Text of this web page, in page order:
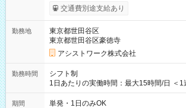
間】試用期間なし
交通費別途支給あり
勤務地
東京都世田谷区
東京都世田谷区豪徳寺
アシストワーク株式会社
勤務時間
シフト制
1日あたりの実働時間：最大15時間/日 ＜
勤務 勤務：月・水・金 休み：火・木・土・日 好きな時に
可能です！ ※1日あたりの最大実働時間は日勤、夜勤共に勤務し
期間 単発・1日のみOK